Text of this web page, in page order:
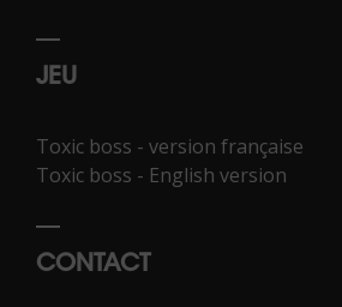
JEU
Toxic boss - version française
Toxic boss - English version
CONTACT